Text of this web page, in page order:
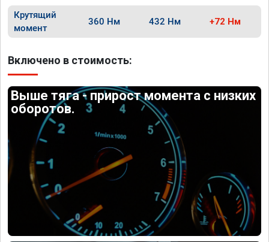
Крутящий
момент
360 Нм 432 Нм +72 Нм
Включено в стоимость:
Выше тяга - прирост момента с низких
оборотов.